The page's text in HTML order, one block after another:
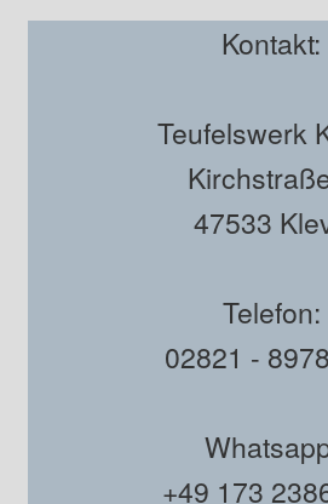
Kontakt:
Teufelswerk
47533
Telefon:
02821 -
+49 173